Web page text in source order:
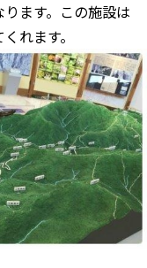
ます。この施設は
れます。